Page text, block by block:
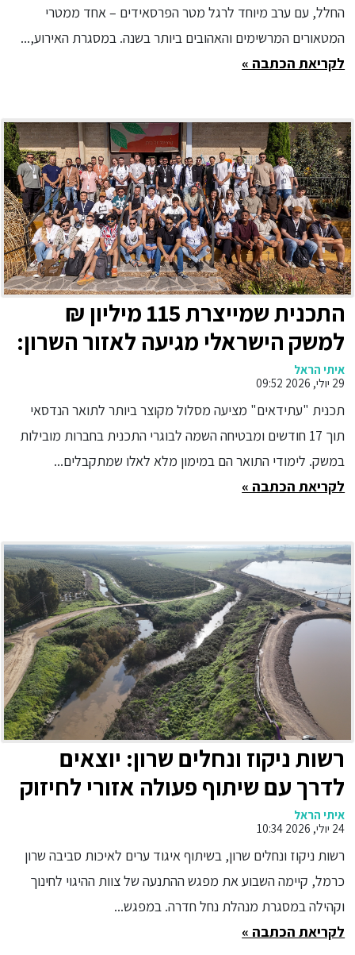
החלל, עם ערב מיוחד לרגל מטר הפרסאידים – אחד ממטרי
המטאורים המרשימים והאהובים ביותר בשנה. במסגרת האירוע,...
לקריאת הכתבה »
התכנית שמייצרת 115 מיליון ₪
למשק הישראלי מגיעה לאזור השרון:
תואר הנדסאי מכטרוניקה עם קריירה
מובטחת בחברה מובילה בתחום
האנרגיה OPC ENERGY
איתי הראל
29 יולי, 2026 09:52
תכנית "עתידאים" מציעה מסלול מקוצר ביותר לתואר הנדסאי
תוך 17 חודשים ומבטיחה השמה לבוגרי התכנית בחברות מובילות
במשק. לימודי התואר הם במימון מלא לאלו שמתקבלים...
לקריאת הכתבה »
רשות ניקוז ונחלים שרון: יוצאים
לדרך עם שיתוף פעולה אזורי לחיזוק
הקשר בין הקהילות לנחל חדרה
איתי הראל
24 יולי, 2026 10:34
רשות ניקוז ונחלים שרון, בשיתוף איגוד ערים לאיכות סביבה שרון
כרמל, קיימה השבוע את מפגש ההתנעה של צוות ההיגוי לחינוך
וקהילה במסגרת מנהלת נחל חדרה. במפגש...
לקריאת הכתבה »